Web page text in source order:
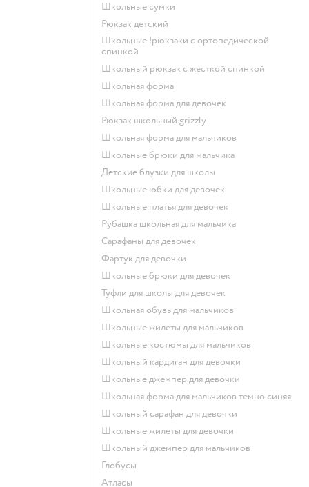
Школьные сумки
Рюкзак детский
Школьные !рюкзаки с ортопедической
спинкой
Школьный рюкзак с жесткой спинкой
Школьная форма
Школьная форма для девочек
Рюкзак школьный grizzly
Школьная форма для мальчиков
Школьные брюки для мальчика
Детские блузки для школы
Школьные юбки для девочек
Школьные платья для девочек
Рубашка школьная для мальчика
Сарафаны для девочек
Фартук для девочки
Школьные брюки для девочек
Туфли для школы для девочек
Школьная обувь для мальчиков
Школьные жилеты для мальчиков
Школьные костюмы для мальчиков
Школьный кардиган для девочки
Школьные джемпер для девочки
Школьная форма для мальчиков темно синяя
Школьный сарафан для девочки
Школьные жилеты для девочки
Школьный джемпер для мальчиков
Глобусы
Атласы